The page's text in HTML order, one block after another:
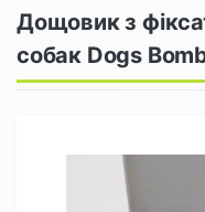
Дощовик з
собак Dogs